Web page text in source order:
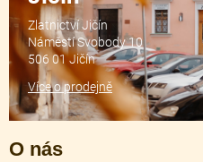
O nás
Zlatnictví Jičín
Náměstí Svobody 10
506 01 Jičín
Více o prodejně